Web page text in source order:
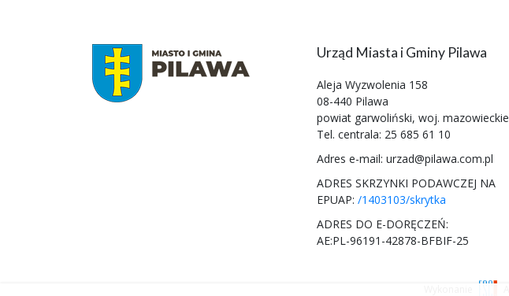
Urząd Miasta i Gminy Pilawa
Aleja Wyzwolenia 158
08-440 Pilawa
powiat garwoliński, woj. mazowieckie
Tel. centrala: 25 685 61 10
Adres e-mail: urzad@pilawa.com.pl
ADRES SKRZYNKI PODAWCZEJ NA
EPUAP: /1403103/skrytka
ADRES DO E-DORĘCZEŃ:
AE:PL-96191-42878-BFBIF-25